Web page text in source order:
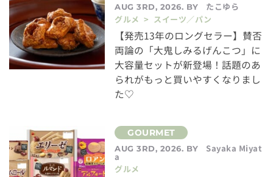
AUG 3RD, 2026. BY
たこゆら
グルメ > スイーツ／パン
【発売13年のロングセラー】賛否
両論の「大鬼しみるげんこつ」に
大容量セットが新登場！話題のあ
られがもっと買いやすくなりまし
た♡
AUG 3RD, 2026. BY Sayaka Miyat
a
グルメ